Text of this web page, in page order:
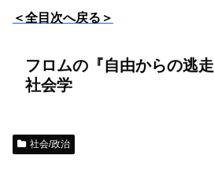
＜全目次へ戻る＞
フロムの『自由からの逃
社会学
社会/政治